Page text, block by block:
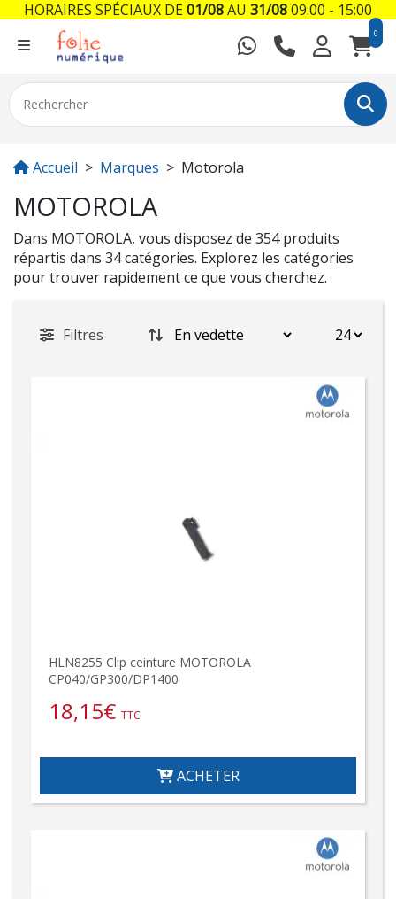
0
Accueil Marques Motorola
MOTOROLA
Dans MOTOROLA, vous disposez de 354 produits
répartis dans 34 catégories. Explorez les catégories
pour trouver rapidement ce que vous cherchez.
Filtres
HLN8255 Clip ceinture MOTOROLA
CP040/GP300/DP1400
18,15€ TTC
ACHETER
HORAIRES SPÉCIAUX DE01/08AU 31/0809:00 - 15:00